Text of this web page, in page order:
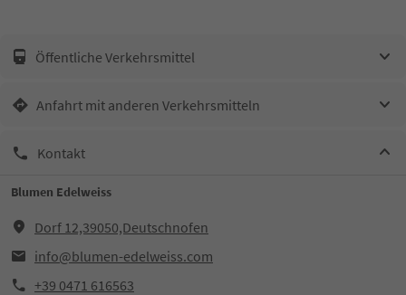
Öffentliche Verkehrsmittel
Anfahrt mit anderen Verkehrsmitteln
Kontakt
Blumen Edelweiss
Dorf 12,39050,Deutschnofen
info@blumen-edelweiss.com
+39 0471 616563